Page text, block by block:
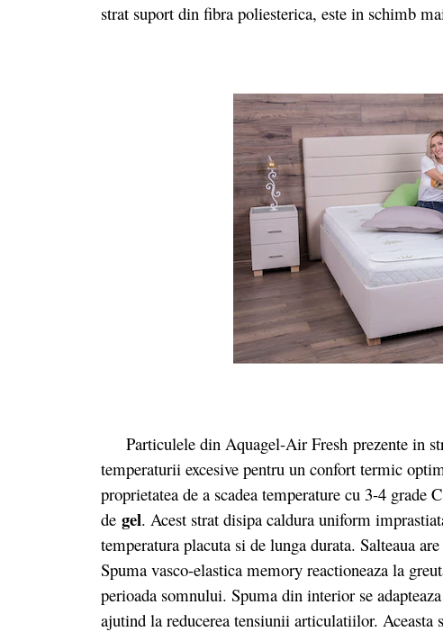
strat suport din fibra poliesterica, este in schimb
Particulele din Aquagel-Air Fresh prezente in
temperaturii excesive pentru un confort termic
proprietatea de a scadea temperature cu 3-4
de gel. Acest strat disipa caldura uniform
temperatura placuta si de lunga durata. Salteaua
Spuma vasco-elastica memory reactioneaza la
perioada somnului. Spuma din interior se
ajutind la reducerea tensiunii articulatiilor. Aceasta